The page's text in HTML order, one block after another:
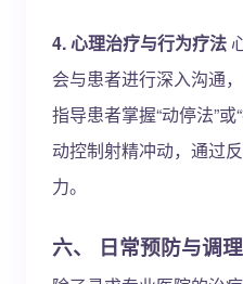
4. 心理治疗与行为疗法
会与患者进行深入沟通
指导患者掌握“动停法”
动控制射精冲动，通过
力。
六、 日常预防与调